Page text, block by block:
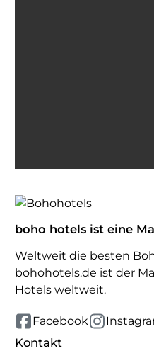
boho hotels ist eine
Weltweit die besten
bohohotels.de ist der
Hotels weltweit.
Facebook
Kontakt